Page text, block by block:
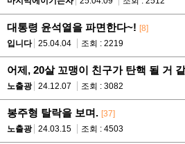
대통령 윤석열을 파면한다~! [8]
입니다
25.04.04 조회 : 2219
어제, 20살 꼬맹이 친구가 탄핵 될 거
노출광
24.12.07 조회 : 3082
봉주형 탈락을 보며. [37]
노출광
24.03.15 조회 : 4503